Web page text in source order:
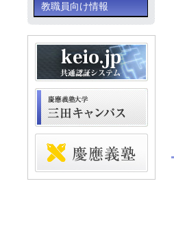
教職員向け情報